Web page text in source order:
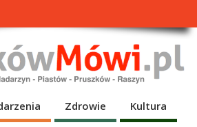
Zdrowie Kultura